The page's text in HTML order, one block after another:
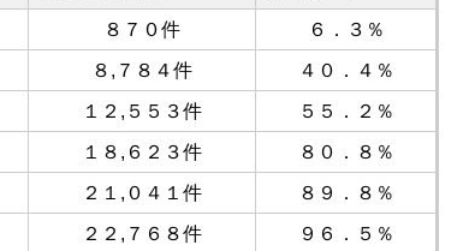
８７０件
６．３％
８,７８４件
４０．４％
１２,５５３件
５５．２％
１８,６２３件
８０．８％
２１,０４１件
８９．８％
２２,７６８件
９６．５％